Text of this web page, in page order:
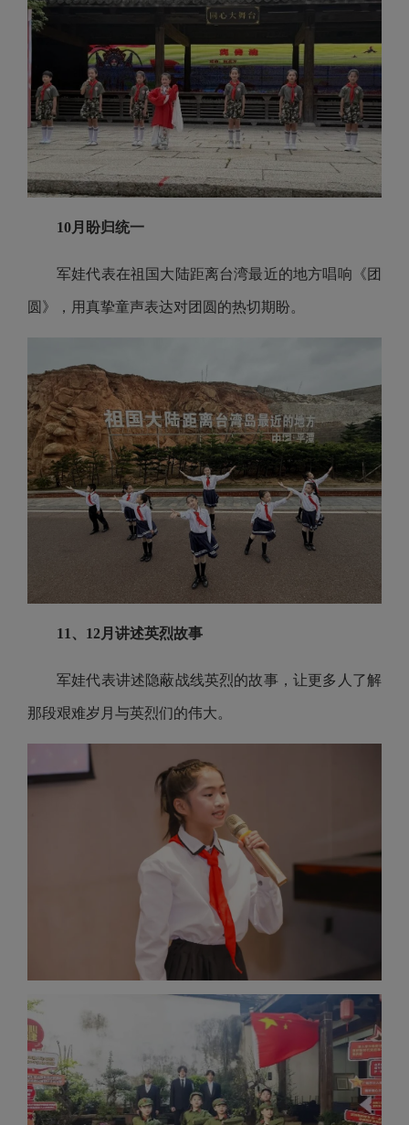
10月盼归统一
军娃代表在祖国大陆距离台湾最近的地方唱响《团
圆》，用真挚童声表达对团圆的热切期盼。
11、12月讲述英烈故事
军娃代表讲述隐蔽战线英烈的故事，让更多人了解
那段艰难岁月与英烈们的伟大。